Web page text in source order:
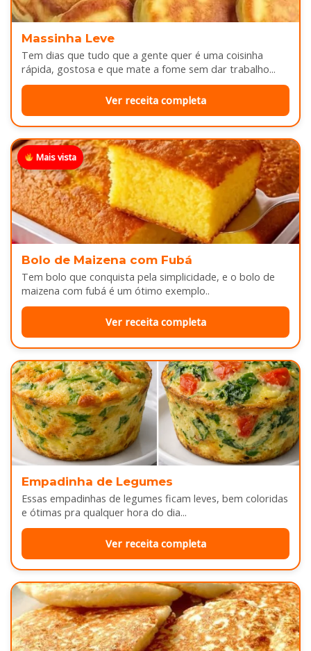
Massinha Leve
Tem dias que tudo que a gente quer é uma coisinha
rápida, gostosa e que mate a fome sem dar trabalho...
Ver receita completa
Mais vista
Bolo de Maizena com Fubá
Tem bolo que conquista pela simplicidade, e o bolo de
maizena com fubá é um ótimo exemplo..
Ver receita completa
Empadinha de Legumes
Essas empadinhas de legumes ficam leves, bem coloridas
e ótimas pra qualquer hora do dia...
Ver receita completa